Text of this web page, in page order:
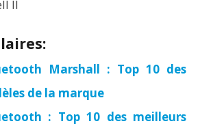
II
Marshall : Top 10 des
de la marque
: Top 10 des meilleurs